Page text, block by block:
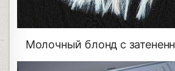
Молочный блонд с